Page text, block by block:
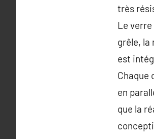
très
Le
grêle, la
est
Chaque
en
que la